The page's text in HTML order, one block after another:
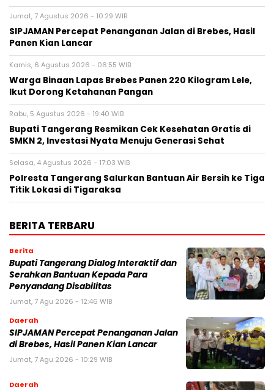
Jumat, 7 Agustus 2026 - 10:29 WIB
SIPJAMAN Percepat Penanganan Jalan di Brebes, Hasil
Panen Kian Lancar
Kamis, 6 Agustus 2026 - 06:55 WIB
Warga Binaan Lapas Brebes Panen 220 Kilogram Lele,
Ikut Dorong Ketahanan Pangan
Rabu, 5 Agustus 2026 - 19:40 WIB
‎Bupati Tangerang Resmikan Cek Kesehatan Gratis di
SMKN 2, Investasi Nyata Menuju Generasi Sehat
Selasa, 4 Agustus 2026 - 17:03 WIB
Polresta Tangerang Salurkan Bantuan Air Bersih ke Tiga
Titik Lokasi di Tigaraksa
BERITA TERBARU
Berita
Bupati Tangerang Dialog Interaktif dan
Serahkan Bantuan Kepada Para
Penyandang Disabilitas
Jumat, 7 Agu 2026 - 12:46 WIB
Daerah
SIPJAMAN Percepat Penanganan Jalan
di Brebes, Hasil Panen Kian Lancar
Jumat, 7 Agu 2026 - 10:29 WIB
Daerah